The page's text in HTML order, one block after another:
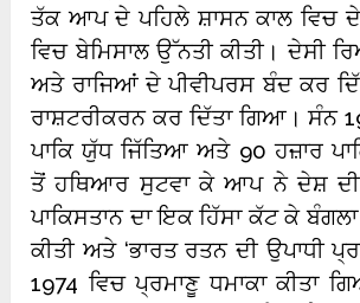
ਤੱਕ ਆਪ ਦੇ ਪਹਿਲੇ ਸ਼ਾਸਨ ਕਾਲ ਵਿਚ
ਵਿਚ ਬੇਮਿਸਾਲ ਉੱਨਤੀ ਕੀਤੀ। ਦੇਸੀ
ਅਤੇ ਰਾਜਿਆਂ ਦੇ ਪੀਵੀਪਰਸ ਬੰਦ ਕਰ
ਰਾਸ਼ਟਰੀਕਰਨ ਕਰ ਦਿੱਤਾ ਗਿਆ। ਸੰਨ
ਪਾਕਿ ਯੁੱਧ ਜਿੱਤਿਆ ਅਤੇ 90 ਹਜ਼ਾਰ
ਤੋਂ ਹਥਿਆਰ ਸੁਟਵਾ ਕੇ ਆਪ ਨੇ ਦੇਸ਼
ਪਾਕਿਸਤਾਨ ਦਾ ਇਕ ਹਿੱਸਾ ਕੱਟ ਕੇ
ਕੀਤੀ ਅਤੇ ‘ਭਾਰਤ ਰਤਨ ਦੀ ਉਪਾਧੀ
1974 ਵਿਚ ਪ੍ਰਮਾਣੂ ਧਮਾਕਾ ਕੀਤਾ